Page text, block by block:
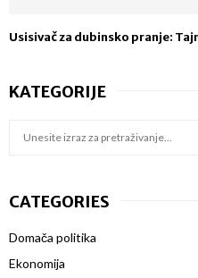
Usisivač za dubinsko pranje:
KATEGORIJE
c
f
o
CATEGORIES
Domača politika
Ekonomija